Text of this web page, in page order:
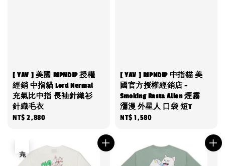
[ YAV ] 美國 RIPNDIP 授權
經銷 中指貓 Lord Nermal
充氣比中指 長袖針織衫
針織毛衣
Regular
NT$ 2,880
[ YAV ] RIPNDIP 中指貓 美
國官方授權經銷店 -
Smoking Rasta Alien 煙霧
瀰漫 外星人 口袋 短T
Regular
NT$ 1,580